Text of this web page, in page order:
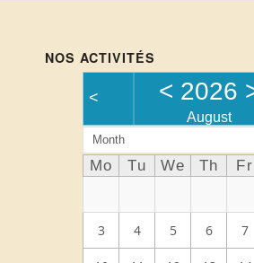
NOS ACTIVITÉS
< < 2026
August
Month
Mo Tu We Th Fr
3 4 5 6 7